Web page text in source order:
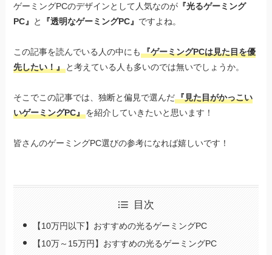
ゲーミングPCのデザインとして人気なのが 『光るゲーミング
PC』
と 『透明なゲーミングPC』 ですよね。
この記事を読んでいる人の中にも『ゲーミングPCは見た目を優
先したい！』 と考えている人も多いのでは無いでしょうか。
そこでこの記事では、独断と偏見で選んだ『見た目がかっこい
いゲーミングPC』を紹介していきたいと思います！
皆さんのゲーミングPC選びの参考になれば嬉しいです！
目次
【10万円以下】おすすめの光るゲーミングPC
【10万～15万円】おすすめの光るゲーミングPC